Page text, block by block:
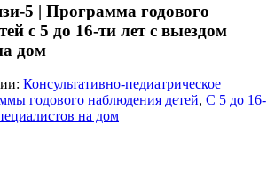
5 | Программа годового
с 5 до 16-ти лет с выездом
дом
Консультативно-педиатрическое
годового наблюдения детей, С 5 до 16-
на дом